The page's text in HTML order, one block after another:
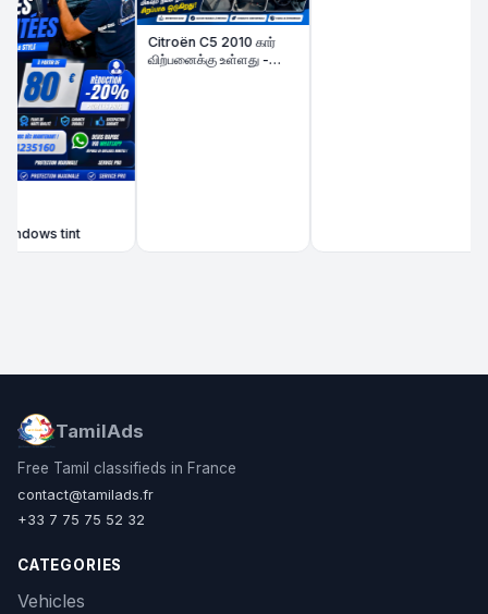
tint
Citroën C5 2010 கார்
விற்பனைக்கு உள்ளது -
Très Bon État | Diesel
TamilAds
Free Tamil classifieds in France
contact@tamilads.fr
+33 7 75 75 52 32
CATEGORIES
Vehicles